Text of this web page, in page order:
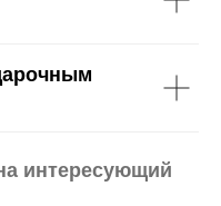
интересующий